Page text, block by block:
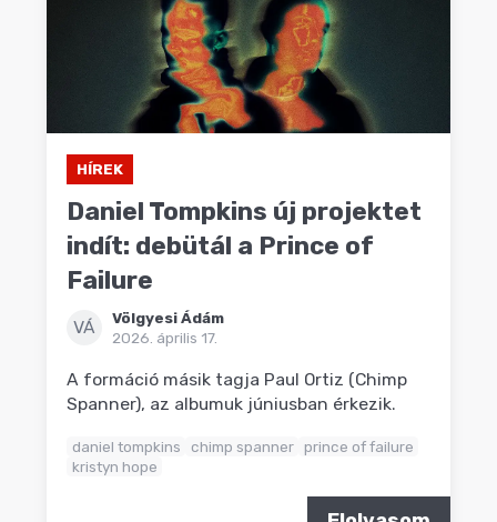
HÍREK
Daniel Tompkins új projektet
indít: debütál a Prince of
Failure
VÁ
Völgyesi Ádám
2026. április 17.
A formáció másik tagja Paul Ortiz (Chimp
Spanner), az albumuk júniusban érkezik.
daniel tompkins chimp spanner prince of failure
kristyn hope